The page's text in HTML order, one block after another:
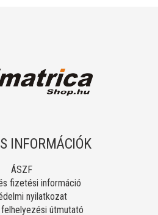
INFORMÁCIÓK
ÁSZF
fizetési információ
nyilatkozat
útmutató